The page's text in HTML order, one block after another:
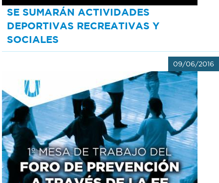
Recarga
SUBE
SE SUMARÁN ACTIVIDADES
DEPORTIVAS RECREATIVAS Y
SOCIALES
09/06/2016